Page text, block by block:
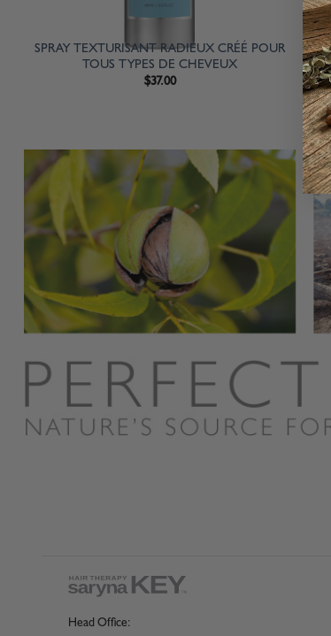
SPRAY TEXTURISANT RADIEUX CRÉÉ POUR
TOUS TYPES DE CHEVEUX
$37.00
Head Office: